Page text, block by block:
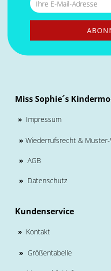
Miss Sophie´s
» Impressum
» Wiederrufsrecht &
» AGB
» Datenschutz
Kundenservice
» Kontakt
» Größentabelle